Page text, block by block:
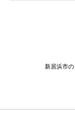
新居浜市